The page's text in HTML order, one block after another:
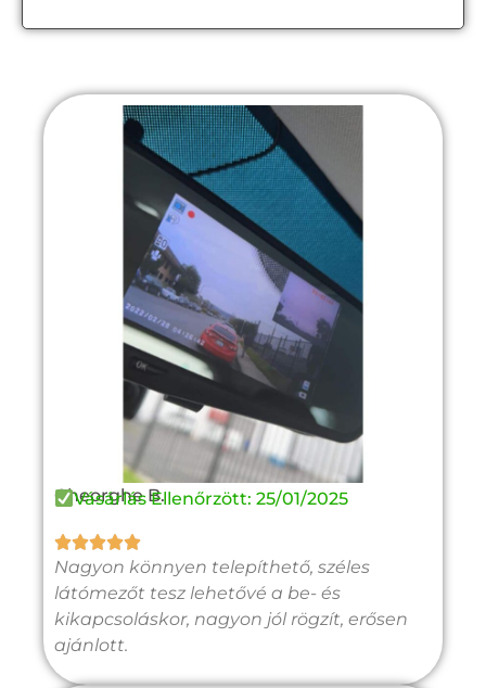
Gheorghe B.
Vásárlás Ellenőrzött: 25/01/2025

Nagyon könnyen telepíthető, széles
látómezőt tesz lehetővé a be- és
kikapcsoláskor, nagyon jól rögzít, erősen
ajánlott.